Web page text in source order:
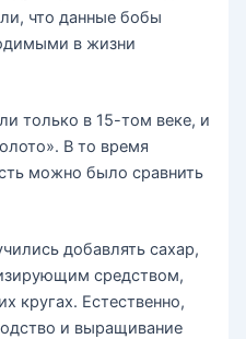
что данные бобы
в жизни
только в 15-том веке, и
В то время
можно было сравнить
добавлять сахар,
средством,
кругах. Естественно,
и выращивание